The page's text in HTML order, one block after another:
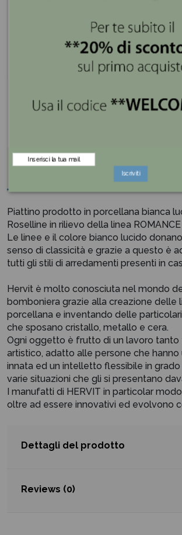
Pagamenti sicuri e a rate con
Descrizione
Piattino prodotto in porcellana bianca
Roselline in rilievo della linea
Le linee e il colore bianco lucido
senso di classicità e grazie a questo è
tutti gli stili di arredamenti presenti in
Hervit è molto conosciuta nel mondo
bomboniera grazie alla creazione delle
porcellana e inventando delle
che sposano cristallo, metallo e cera.
Ogni oggetto è frutto di un lavoro tanto
artistico, adatto alle persone che hanno
innata ed un intelletto flessibile in
varie situazioni che gli si presentano
I manufatti di HERVIT in particolar
oltre ad essere innovativi ed evolvono
Dettagli del prodotto
Reviews (0)
Iscriviti